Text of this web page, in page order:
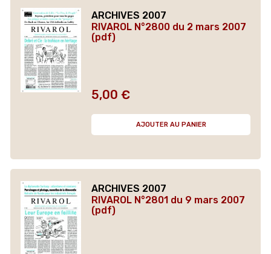
ARCHIVES 2007
RIVAROL N°2800 du 2 mars 2007
(pdf)
Prix
5,00 €
AJOUTER AU PANIER
ARCHIVES 2007
RIVAROL N°2801 du 9 mars 2007
(pdf)